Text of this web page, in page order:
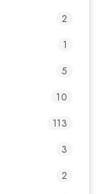
2
1
5
10
113
3
2